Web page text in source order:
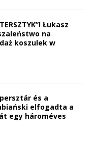
Łukasz
na
koszulek w
és a
elfogadta a
egy hároméves